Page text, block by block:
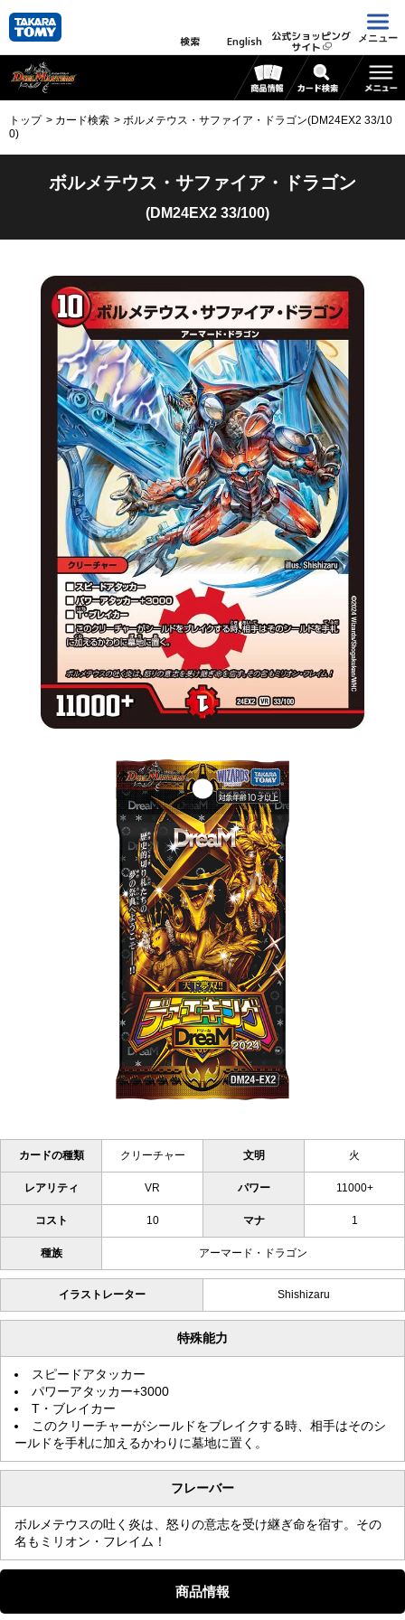
検索 English 公式ショッピング
サイト
メニュー
トップ カード検索
ボルメテウス・サファイア・ドラゴン(DM24EX2 33/10
0)
ボルメテウス・サファイア・ドラゴン
(DM24EX2 33/100)
カードの種類 クリーチャー 文明 火
レアリティ VR パワー 11000+
コスト 10 マナ 1
種族 アーマード・ドラゴン
イラストレーター Shishizaru
特殊能力
スピードアタッカー
パワーアタッカー+3000
T・ブレイカー
このクリーチャーがシールドをブレイクする時、相手はそのシ
ールドを手札に加えるかわりに墓地に置く。
フレーバー
ボルメテウスの吐く炎は、怒りの意志を受け継ぎ命を宿す。その
名もミリオン・フレイム！
商品情報